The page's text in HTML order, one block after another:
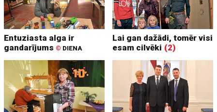
Entuziasta alga ir
gandarījums © DIENA
Lai gan dažādi, tomēr visi
esam cilvēki (2)